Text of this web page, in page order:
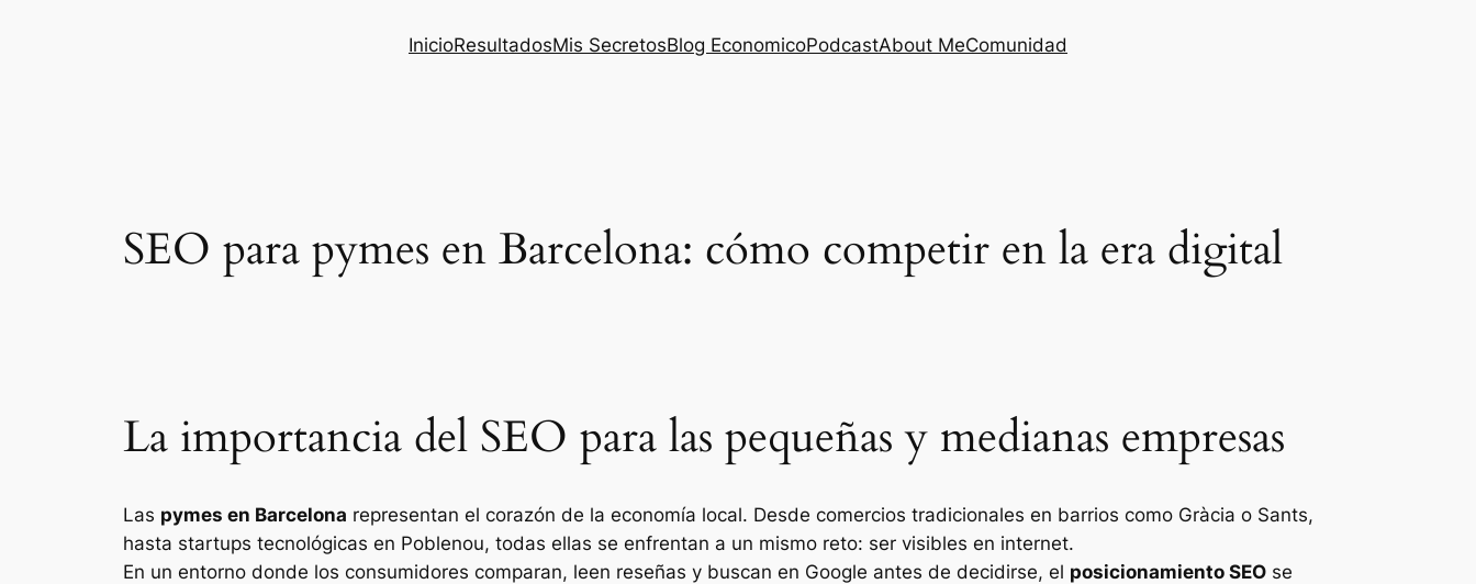
InicioResultadosMis SecretosBlog EconomicoPodcastAbout MeComunidad
SEO para pymes en Barcelona: cómo competir en la era digital
La importancia del SEO para las pequeñas y medianas empresas
Las pymes en Barcelona representan el corazón de la economía local. Desde comercios tradicionales en barrios como Gràcia o Sants,
hasta startups tecnológicas en Poblenou, todas ellas se enfrentan a un mismo reto: ser visibles en internet.
En un entorno donde los consumidores comparan, leen reseñas y buscan en Google antes de decidirse, el posicionamiento SEO se